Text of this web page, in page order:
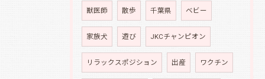
獣医師 散歩 千葉県 ベビー
家族犬 遊び JKCチャンピオン
リラックスポジション 出産 ワクチン